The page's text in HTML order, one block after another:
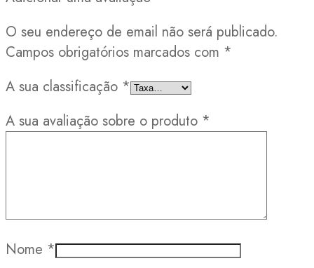
O seu endereço de email não será publicado.
Campos obrigatórios marcados com *
A sua classificação *
A sua avaliação sobre o produto *
Nome *